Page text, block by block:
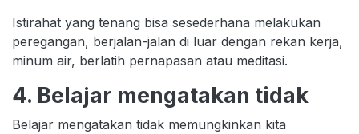
Istirahat yang tenang bisa sesederhana melakukan
peregangan, berjalan-jalan di luar dengan rekan kerja,
minum air, berlatih pernapasan atau meditasi.
4. Belajar mengatakan tidak
Belajar mengatakan tidak memungkinkan kita